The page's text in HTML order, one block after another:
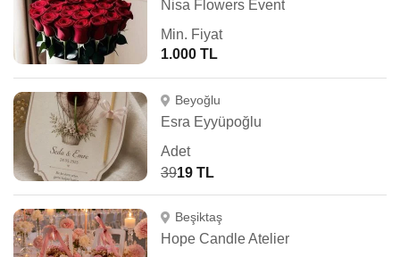
Nisa Flowers Event
Min. Fiyat
1.000 TL
Beyoğlu
Esra Eyyüpoğlu
Adet
3919 TL
Beşiktaş
Hope Candle Atelier